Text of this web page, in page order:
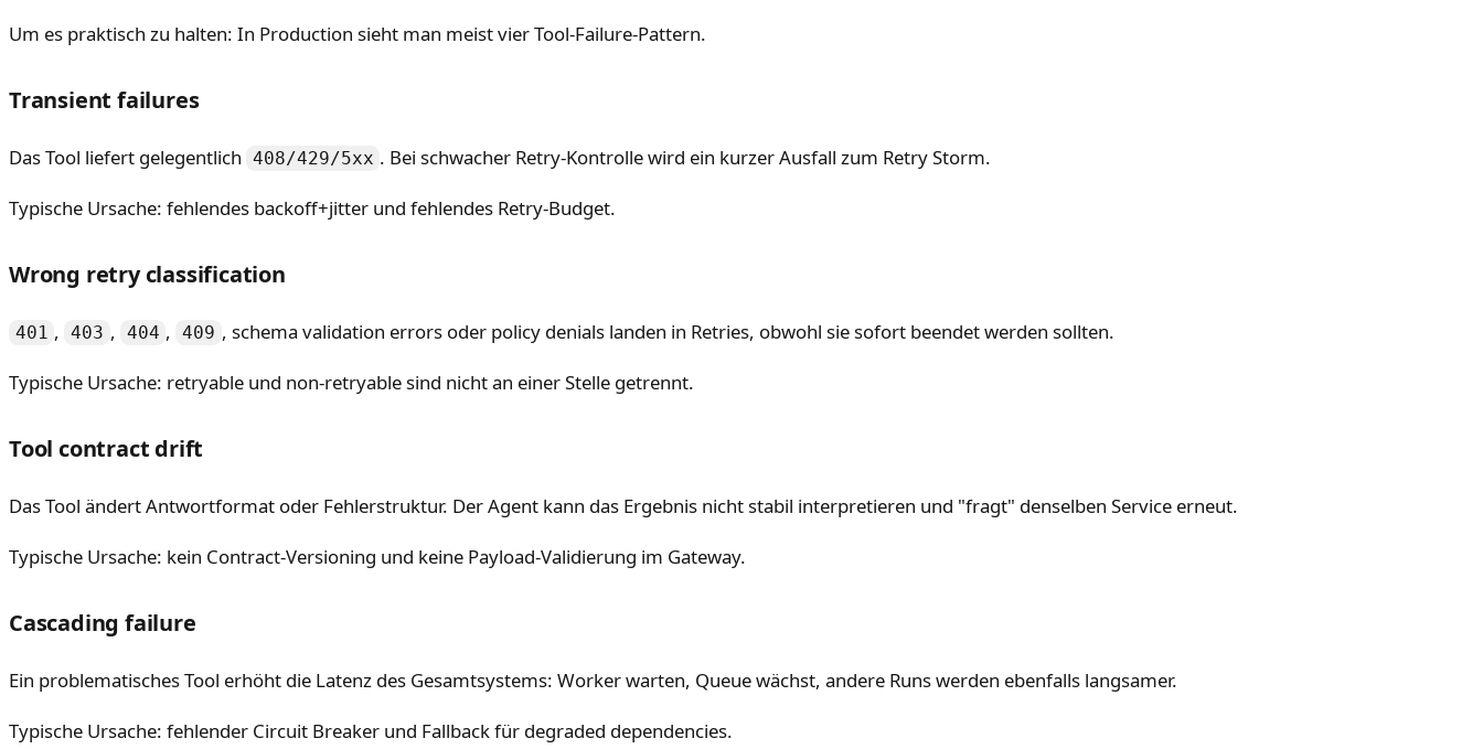
Um es praktisch zu halten: In Production sieht man meist vier Tool-Failure-Pattern.
Transient failures
Das Tool liefert gelegentlich 408/429/5xx . Bei schwacher Retry-Kontrolle wird ein kurzer Ausfall zum Retry Storm.
Typische Ursache: fehlendes backoff+jitter und fehlendes Retry-Budget.
Wrong retry classification
401 , 403 , 404 , 409 , schema validation errors oder policy denials landen in Retries, obwohl sie sofort beendet werden sollten.
Typische Ursache: retryable und non-retryable sind nicht an einer Stelle getrennt.
Tool contract drift
Das Tool ändert Antwortformat oder Fehlerstruktur. Der Agent kann das Ergebnis nicht stabil interpretieren und "fragt" denselben Service erneut.
Typische Ursache: kein Contract-Versioning und keine Payload-Validierung im Gateway.
Cascading failure
Ein problematisches Tool erhöht die Latenz des Gesamtsystems: Worker warten, Queue wächst, andere Runs werden ebenfalls langsamer.
Typische Ursache: fehlender Circuit Breaker und Fallback für degraded dependencies.